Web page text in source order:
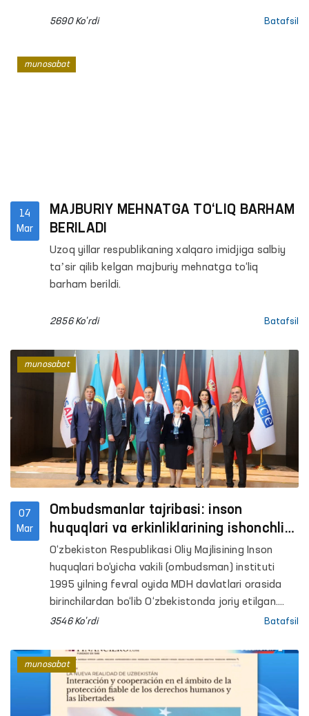
5690 Ko'rdi Batafsil
14
Mar
MAJBURIY MEHNATGA TO‘LIQ BARHAM
BERILADI
Uzoq yillar respublikaning xalqaro imidjiga salbiy
taʼsir qilib kelgan majburiy mehnatga to‘liq
barham berildi.
2856 Ko'rdi Batafsil
munosabat
07
Mar
Ombudsmanlar tajribasi: inson
huquqlari va erkinliklarining ishonchli
himoyasi borasida o‘zaro hamkorlik
O‘zbekiston Respublikasi Oliy Majlisining Inson
huquqlari bo‘yicha vakili (ombudsman) instituti
1995 yilning fevral oyida MDH davlatlari orasida
birinchilardan bo‘lib O‘zbekistonda joriy etilgan.
Kuni kecha Ombudsman instituti 28 yilligini 20 dan
erkinliklarini himoya qiluvchi vakolatli organlari va
Ombudsmanlari bilan birgalikda Samarqand
shahrida nishonladi.
3546 Ko'rdi Batafsil
munosabat
munosabat